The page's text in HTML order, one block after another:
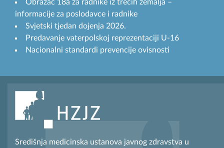
Obrazac 18a za radnike iz trećih zemalja –
informacije za poslodavce i radnike
Svjetski tjedan dojenja 2026.
Predavanje vaterpolskoj reprezentaciji U-16
Nacionalni standardi prevencije ovisnosti
Središnja medicinska ustanova javnog zdravstva u